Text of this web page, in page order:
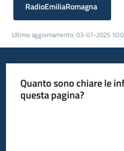
RadioEmiliaRomagna
Ultimo aggiornamento: 03-07-2025
Quanto sono chiare le
questa pagina?